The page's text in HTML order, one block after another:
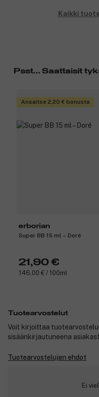
Kaikki
Psst... Saattaisit
Ansaitse 2,20 € bonusta
erborian
Super BB 15 ml – Doré
21,90 €
146,00 € / 100ml
Tuotearvostelut
Voit kirjoittaa
sisäänkirjautuneena
Tuotearvostelujen ehdot
Ei